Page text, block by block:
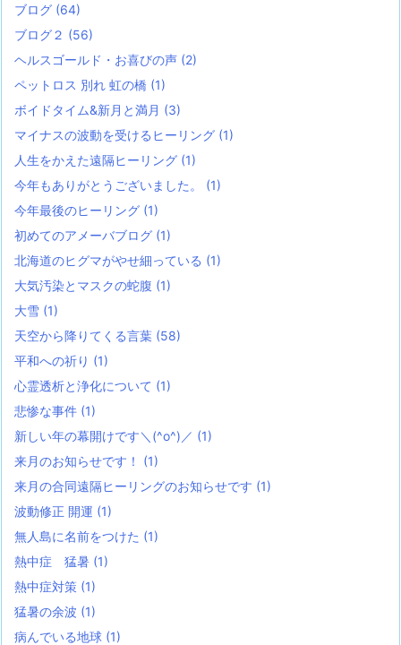
ブログ (64)
ブログ２ (56)
ヘルスゴールド・お喜びの声 (2)
ペットロス 別れ 虹の橋 (1)
ボイドタイム&新月と満月 (3)
マイナスの波動を受けるヒーリング (1)
人生をかえた遠隔ヒーリング (1)
今年もありがとうございました。 (1)
今年最後のヒーリング (1)
初めてのアメーバブログ (1)
北海道のヒグマがやせ細っている (1)
大気汚染とマスクの蛇腹 (1)
大雪 (1)
天空から降りてくる言葉 (58)
平和への祈り (1)
心霊透析と浄化について (1)
悲惨な事件 (1)
新しい年の幕開けです＼(^o^)／ (1)
来月のお知らせです！ (1)
来月の合同遠隔ヒーリングのお知らせです (1)
波動修正 開運 (1)
無人島に名前をつけた (1)
熱中症 猛暑 (1)
熱中症対策 (1)
猛暑の余波 (1)
病んでいる地球 (1)